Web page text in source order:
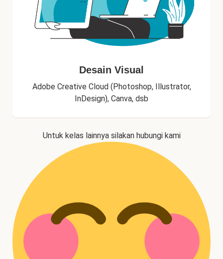
Desain Visual
Adobe Creative Cloud (Photoshop, Illustrator,
InDesign), Canva, dsb
Untuk kelas lainnya silakan hubungi kami